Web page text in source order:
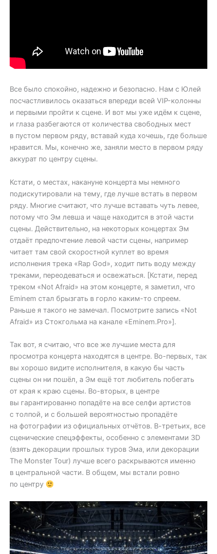
Все было спокойно, надежно и безопасно. Нам с Юлей
посчастливилось оказаться впереди всей VIP-колонны
и первыми пройти к сцене. И вот мы уже идём к сцене,
и глаза разбегаются от количества свободных мест
в пустом первом ряду, вставай куда хочешь, где больше
нравится. Мы, конечно же, заняли место в первом ряду
аккурат по центру сцены.
Кстати, о местах, накануне концерта мы немного
подискутировали на тему, где лучше встать в первом
ряду. Многие считают, что лучше вставать чуть левее,
потому что Эм левша и чаще находится в этой части
сцены. Действительно, на некоторых концертах Эм
отдаёт предпочтение левой части сцены, например
читает там свой скоростной куплет во время
исполнения трека «Rap God», ходит пить воду между
треками, переодеваться и освежаться. [Кстати, перед
треком «Not Afraid» на этом концерте, я заметил, что
Eminem стал брызгать в горло каким-то спреем.
Раньше я такого не замечал. Посмотрите запись «Not
Afraid» из Стокгольма на канале «Eminem.Pro»].
Так вот, я считаю, что все же лучшие места для
просмотра концерта находятся в центре. Во-первых, так
вы хорошо видите исполнителя, в какую бы часть
сцены он ни пошёл, а Эм ещё тот любитель побегать
от края к краю сцены. Во-вторых, в центре
вы гарантированно попадёте на все селфи артистов
с толпой, и с большей вероятностью пропадёте
на фотографии из официальных отчётов. В-третьих, все
сценические спецэффекты, особенно с элементами 3D
(взять декорации прошлых туров Эма, или декорации
The Monster Tour) лучше всего раскрываются именно
в центральной части. В общем, мы встали ровно
по центру